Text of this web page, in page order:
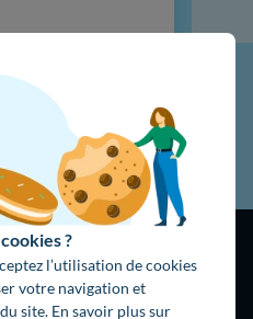
?
l’utilisation de cookies
votre navigation et
site. En savoir plus sur